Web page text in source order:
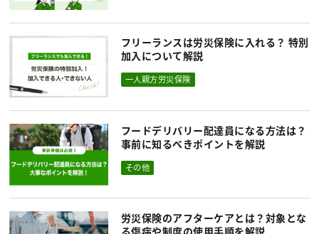
フリーランスは労災保険に入れる？ 特別
加入について解説
一人親方労災保険
フードデリバリー配達員になる方法は？
事前に知るべきポイントを解説
その他
労災保険のアフターケアとは？対象とな
る傷病や制度の使用手順を解説